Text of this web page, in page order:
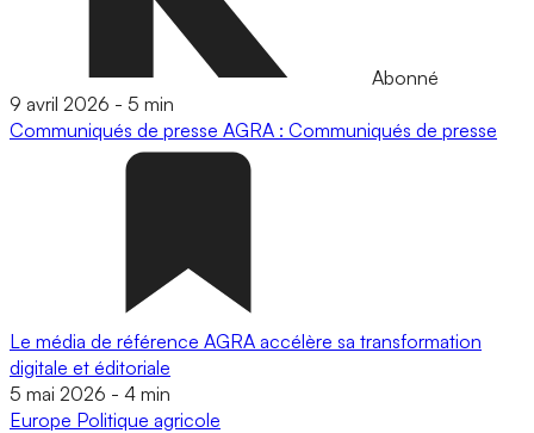
Abonné
9 avril 2026 - 5 min
Communiqués de presse AGRA : Communiqués de presse
Le média de référence AGRA accélère sa transformation
digitale et éditoriale
5 mai 2026 - 4 min
Europe Politique agricole